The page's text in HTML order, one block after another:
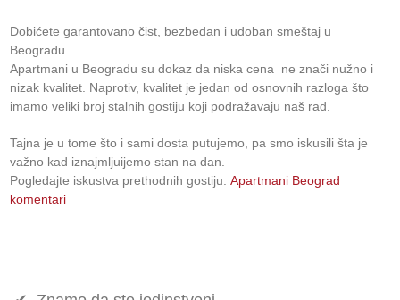
Dobićete garantovano čist, bezbedan i udoban smeštaj u
Beogradu.
Apartmani u Beogradu su dokaz da niska cena
ne znači nužno i
nizak kvalitet. Naprotiv, kvalitet je jedan od osnovnih razloga što
imamo veliki broj stalnih gostiju koji podražavaju naš rad.
Tajna je u tome što i sami dosta putujemo, pa smo iskusili šta je
važno kad iznajmljuijemo stan na dan.
Pogledajte iskustva prethodnih gostiju:Apartmani Beograd
komentari